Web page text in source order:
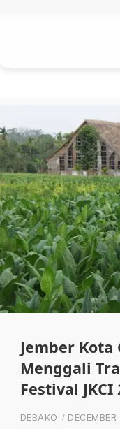
Jember
Menggali
Festival JKCI
DEBAKO